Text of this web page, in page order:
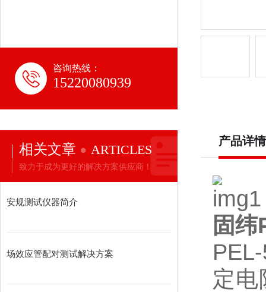
咨询热线：
15220080939
相关文章 ARTICLES
致力于成为更好的解决方案供应商！
安规测试仪器简介
场效应管配对测试解决方案
产品详情
固
定